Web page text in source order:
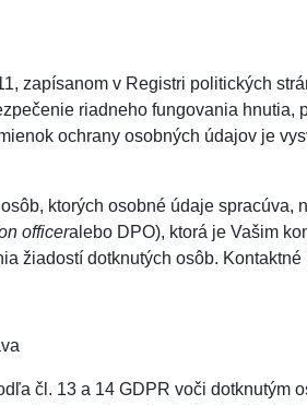
zapísanom v Registri politických
riadneho fungovania hnutia,
ochrany osobných údajov je
ktorých osobné údaje spracúva,
officeralebo DPO), ktorá je Vašim
žiadostí dotknutých osôb.
čl. 13 a 14 GDPR voči dotknutým